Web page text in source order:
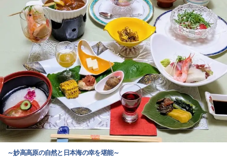
～妙高高原の自然と日本海の幸を堪能～